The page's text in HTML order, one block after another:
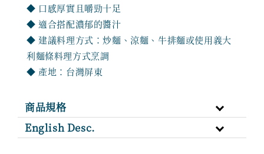
◆ 口感厚實且嚼勁十足
◆ 適合搭配濃郁的醬汁
◆ 建議料理方式：炒麵、涼麵、牛排麵或使用義大
利麵條料理方式烹調
◆ 產地：台灣屏東
商品規格
English Desc.